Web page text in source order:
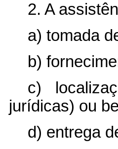
2. A
a) tomada
b)
c)
jurídicas) ou
d) entrega